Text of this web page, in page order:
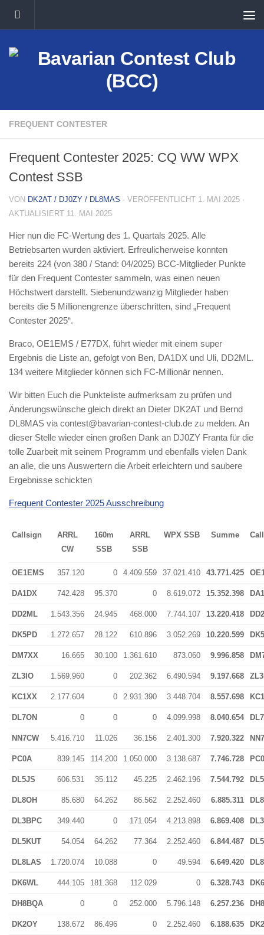
Unter dem Inhalt
FREQUENT CONTESTER
Frequent Contester 2025: CQ WW WPX
Contest SSB
VON DK2AT / DJ0ZY / DL8MAS · VERÖFFENTLICHT 1. MAI 2025 ·
AKTUALISIERT 11. MAI 2025
Hier nun die FC-Wertung des 1. Quartals 2025. Alle
Betriebsarten wurden aktiviert. Erfreulicherweise konnten
bereits 224 (von 380 / Stand: 04/2025) BCC-Mitglieder Punkte
für den Frequent Contester sammeln, was einen neuen
Höchstwert darstellt. Siebenundzwanzig Mitglieder haben
bereits die 5 Millionengrenze überschritten, sind „Frequent
Contester 2025“.
Braco, OE1EMS / E77DX, führt wieder mit einem super
Ergebnis die Liste an, gefolgt von Ben, DA1DX und Uli, DD2ML.
134 weitere Mitglieder können sich FC-Millionär nennen.
Wir bitten Euch die Punkteliste aufmerksam zu prüfen und
Änderungswünsche gleich direkt an Dieter DK2AT und Bernd
DL8MAS via contest@bavarian-contest-club.de zu melden. An
dieser Stelle wieder einen großen Dank an DJ0ZY Franta für die
tolle Zuarbeit mit seinem Programm und ebenfalls vielen Dank
an alle, die uns Auswertern die Arbeit erleichtern und saubere
Ergebnisse schickten
Frequent Contester 2025 Ausschreibung
Callsign
ARRL
CW
160m
SSB
ARRL
SSB
WPX SSB Summe
OE1EMS 357.120 0 4.409.559 37.021.410 43.771.425
DA1DX 742.428 95.370 0 8.619.072 15.352.398
DD2ML 1.543.356 24.945 468.000 7.744.107 13.220.418
DK5PD 1.272.657 28.122 610.896 3.052.269 10.220.599
DM7XX 16.665 30.100 1.361.610 873.060 9.996.858
ZL3IO 1.569.960 0 202.362 6.490.594 9.197.668
KC1XX 2.177.604 0 2.931.390 3.448.704 8.557.698
DL7ON 0 0 0 4.099.998 8.040.654
NN7CW 5.416.710 11.026 36.156 2.401.300 7.920.322
PC0A 839.145 114.200 1.050.000 3.138.687 7.746.728
DL5JS 606.531 35.112 45.225 2.462.196 7.544.792
DL8OH 85.680 64.262 86.562 2.252.460 6.885.311
DL3BPC 349.440 0 171.054 4.213.898 6.869.408
DL5KUT 54.054 64.262 77.364 2.252.460 6.844.487
DL8LAS 1.720.074 10.088 0 49.594 6.649.420
DK6WL 444.105 181.368 112.029 0 6.328.743
DH8BQA 0 0 252.000 5.796.148 6.257.236
DK2OY 138.672 86.496 0 2.252.460 6.188.635